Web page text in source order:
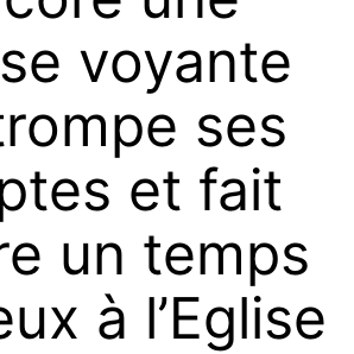
voyante
ses
et fait
un temps
à l’Eglise